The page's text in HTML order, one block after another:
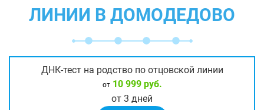
ЛИНИИ В ДОМОДЕДОВО
ДНК-тест на родство по отцовской линии
от10 999 руб.
от 3 дней